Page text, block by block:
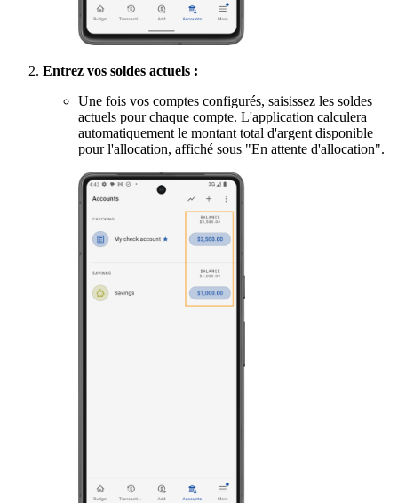
Entrez vos soldes actuels :
Une fois vos comptes configurés, saisissez les soldes
actuels pour chaque compte. L'application calculera
automatiquement le montant total d'argent disponible
pour l'allocation, affiché sous "En attente d'allocation".